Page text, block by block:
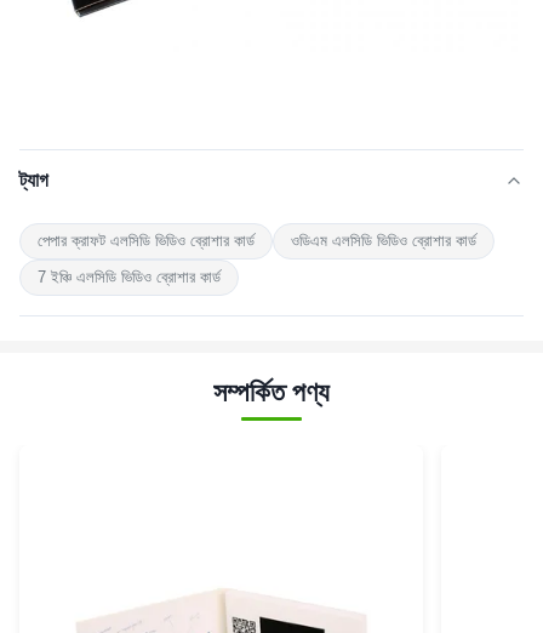
ট্যাগ
পেপার ক্রাফট এলসিডি ভিডিও ব্রোশার কার্ড
ওডিএম এলসিডি ভিডিও ব্রোশার কার্ড
7 ইঞ্চি এলসিডি ভিডিও ব্রোশার কার্ড
সম্পর্কিত পণ্য